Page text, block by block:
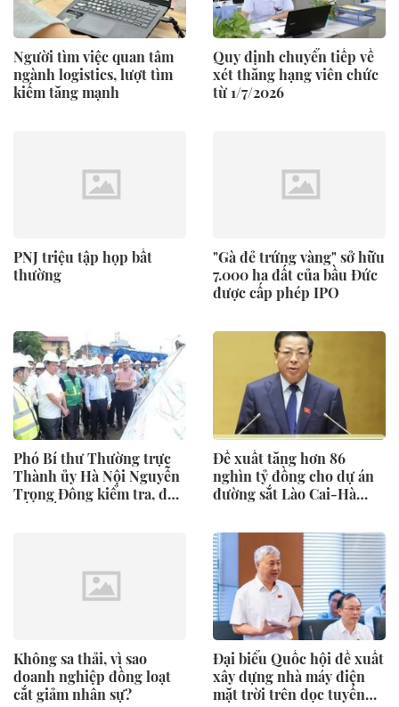
Người tìm việc quan tâm
ngành logistics, lượt tìm
kiếm tăng mạnh
Quy định chuyển tiếp về
xét thăng hạng viên chức
từ 1/7/2026
PNJ triệu tập họp bất
thường
"Gà đẻ trứng vàng" sở hữu
7.000 ha đất của bầu Đức
được cấp phép IPO
Phó Bí thư Thường trực
Thành ủy Hà Nội Nguyễn
Trọng Đông kiểm tra, đôn
Đề xuất tăng hơn 86
nghìn tỷ đồng cho dự án
đường sắt Lào Cai-Hà
Không sa thải, vì sao
doanh nghiệp đồng loạt
cắt giảm nhân sự?
Đại biểu Quốc hội đề xuất
xây dựng nhà máy điện
mặt trời trên dọc tuyến